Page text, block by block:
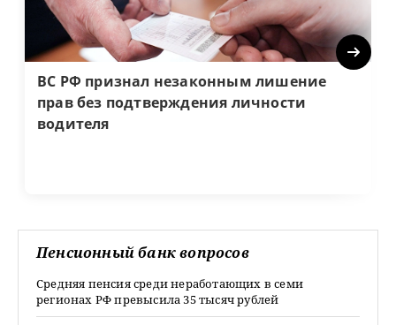
ВС РФ признал незаконным лишение
прав без подтверждения личности
водителя
Next
Пенсионный банк вопросов
Средняя пенсия среди неработающих в семи
регионах РФ превысила 35 тысяч рублей